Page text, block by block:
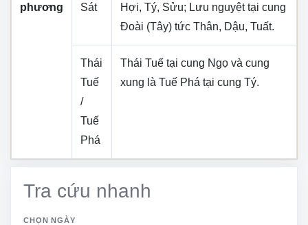
phương
Sát
Hợi, Tý, Sửu; Lưu nguyệt tại cung
Đoài (Tây) tức Thân, Dậu, Tuất.
Thái
Tuế
/
Tuế
Phá
Thái Tuế tại cung Ngọ và cung
xung là Tuế Phá tại cung Tý.
Tra cứu nhanh
CHỌN NGÀY